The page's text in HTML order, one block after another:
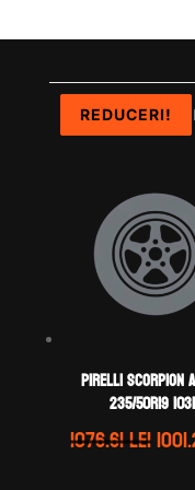
REDUCERI!
Pirelli SCORPION
235/50R19
1076.61lei
REDUCERI!
REDUCERI!